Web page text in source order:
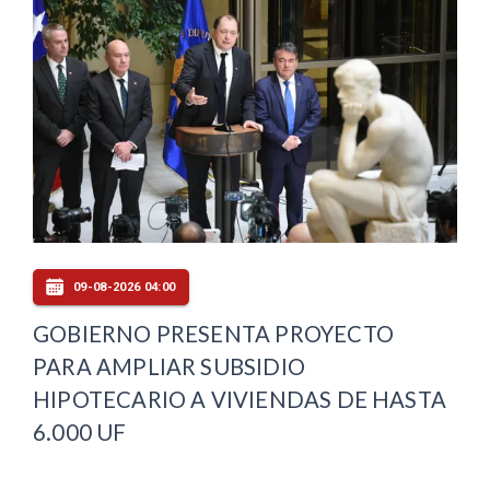
09-08-2026 04:00
GOBIERNO PRESENTA PROYECTO
PARA AMPLIAR SUBSIDIO
HIPOTECARIO A VIVIENDAS DE HASTA
6.000 UF